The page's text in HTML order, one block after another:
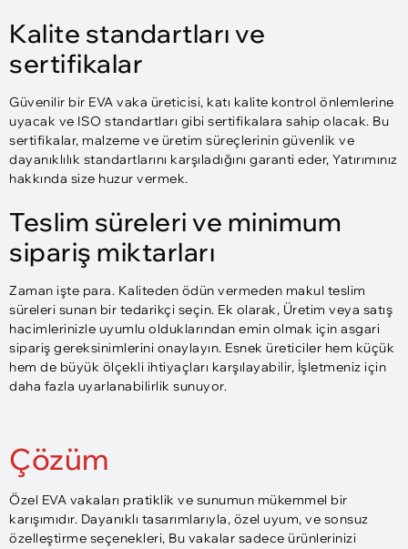
Kalite standartları ve
sertifikalar
Güvenilir bir EVA vaka üreticisi, katı kalite kontrol önlemlerine
uyacak ve ISO standartları gibi sertifikalara sahip olacak. Bu
sertifikalar, malzeme ve üretim süreçlerinin güvenlik ve
dayanıklılık standartlarını karşıladığını garanti eder, Yatırımınız
hakkında size huzur vermek.
Teslim süreleri ve minimum
sipariş miktarları
Zaman işte para. Kaliteden ödün vermeden makul teslim
süreleri sunan bir tedarikçi seçin. Ek olarak, Üretim veya satış
hacimlerinizle uyumlu olduklarından emin olmak için asgari
sipariş gereksinimlerini onaylayın. Esnek üreticiler hem küçük
hem de büyük ölçekli ihtiyaçları karşılayabilir, İşletmeniz için
daha fazla uyarlanabilirlik sunuyor.
Çözüm
Özel EVA vakaları pratiklik ve sunumun mükemmel bir
karışımıdır. Dayanıklı tasarımlarıyla, özel uyum, ve sonsuz
özelleştirme seçenekleri, Bu vakalar sadece ürünlerinizi